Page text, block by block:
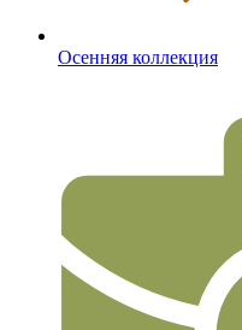
Осенняя коллекция